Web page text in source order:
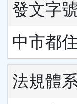
發文字號
中市都
法規體系